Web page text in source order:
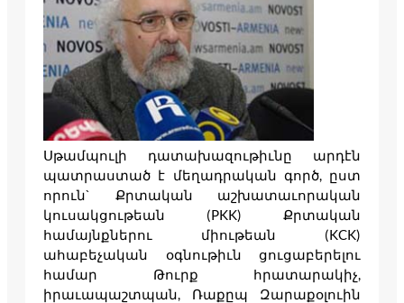
Սթամպուլի դատախազութիւնը արդէն
պատրաստած է մեղադրական գործ, ըստ
որուն` Քրտական աշխատաւորական
կուսակցութեան (PKK) Քրտական
համայնքներու միութեան (KCK)
ահաբեչական օգնութիւն ցուցաբերելու
համար Թուրք հրատարակիչ,
իրաւապաշտպան, Ռաքըպ Զարաքօլուին